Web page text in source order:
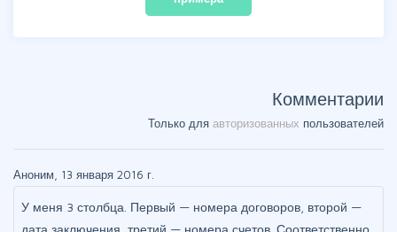
Комментарии
Только для авторизованных пользователей
Аноним, 13 января 2016 г.
У меня 3 столбца. Первый — номера договоров, второй —